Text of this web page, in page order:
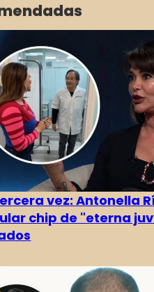
vez: Antonella
chip de "eterna